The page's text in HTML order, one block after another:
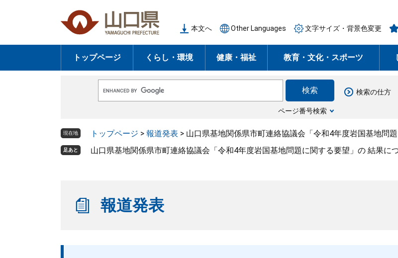
の
頭
ー
飛
本文へ Other Languages 文字サイズ・背景色変更
トップページ くらし・環境 健康・福祉 教育・文化・スポーツ
o
e
ス
ページ番号検索
検索の仕方
現在地 トップページ > 報道発表 > 山口県基地関係県市町連絡協議会「令和4年度岩国基地問
足あと 山口県基地関係県市町連絡協議会「令和4年度岩国基地問題に関する要望」の 結果に
報道発表